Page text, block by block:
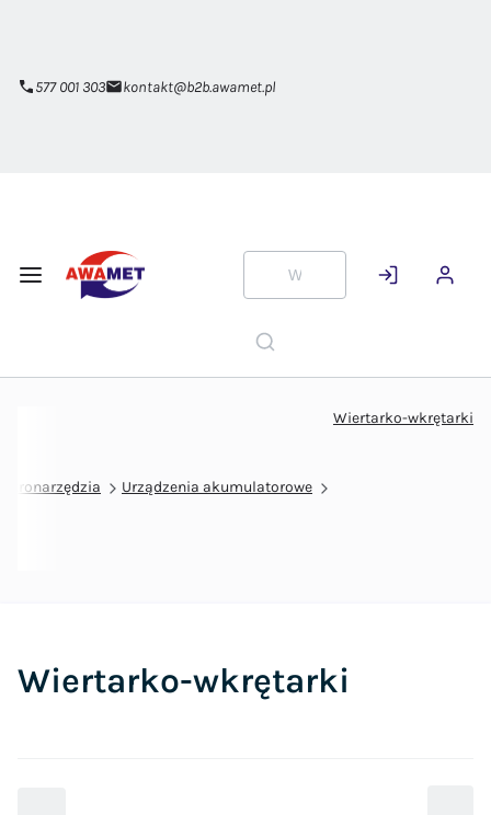
577 001 303
kontakt@b2b.awamet.pl
Urządzenia akumulatorowe
Wiertarko-wkrętarki
Wiertarko-wkrętarki